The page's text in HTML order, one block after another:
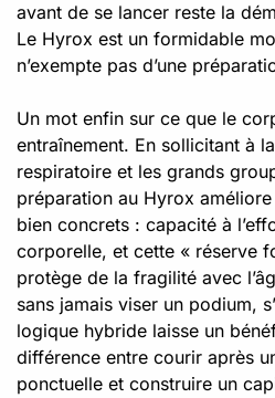
avant de se lancer reste la
Le Hyrox est un formidable
n’exempte pas d’une
Un mot enfin sur ce que le
entraînement. En sollicitant à
respiratoire et les grands
préparation au Hyrox
bien concrets : capacité à
corporelle, et cette « réserve
protège de la fragilité avec
sans jamais viser un podium,
logique hybride laisse un
différence entre courir après
ponctuelle et construire un